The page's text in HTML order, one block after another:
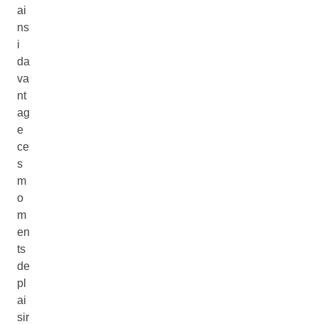
ai
ns
i
da
va
nt
ag
e
ce
s
m
o
m
en
ts
de
pl
ai
sir